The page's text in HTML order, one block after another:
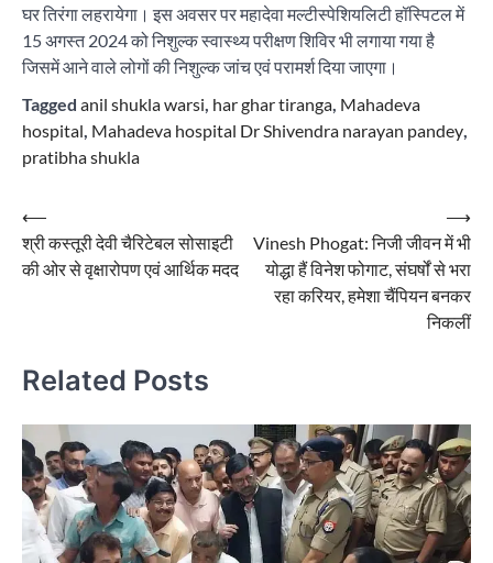
घर तिरंगा लहरायेगा। इस अवसर पर महादेवा मल्टीस्पेशियलिटी हॉस्पिटल में
15 अगस्त 2024 को निशुल्क स्वास्थ्य परीक्षण शिविर भी लगाया गया है
जिसमें आने वाले लोगों की निशुल्क जांच एवं परामर्श दिया जाएगा।
Tagged anil shukla warsi, har ghar tiranga, Mahadeva
hospital, Mahadeva hospital Dr Shivendra narayan pandey,
pratibha shukla
Post
navigation
⟵
श्री कस्तूरी देवी चैरिटेबल सोसाइटी
की ओर से वृक्षारोपण एवं आर्थिक मदद
Vinesh Phogat: निजी जीवन में भी
योद्धा हैं विनेश फोगाट, संघर्षों से भरा
रहा करियर, हमेशा चैंपियन बनकर
निकलीं
⟶
Related Posts